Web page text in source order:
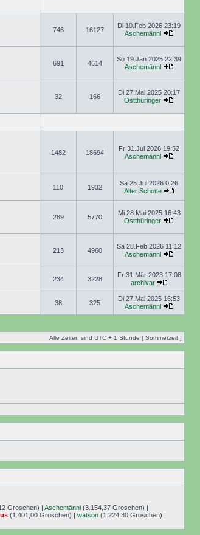
746 16127
Di 10.Feb 2026 23:19
Aschemännl
691 4614
So 19.Jan 2025 22:39
Aschemännl
32 166
Di 27.Mai 2025 20:17
Ostthüringer
1482 18694
Fr 31.Jul 2026 19:52
Aschemännl
110 1932
Sa 25.Jul 2026 0:26
Alter Schotte
289 5770
Mi 28.Mai 2025 16:43
Ostthüringer
213 4960
Sa 28.Feb 2026 11:12
Aschemännl
234 3228
Fr 31.Mär 2023 17:08
archivar
38 325
Di 27.Mai 2025 16:53
Aschemännl
Alle Zeiten sind UTC + 1 Stunde [ Sommerzeit ]
Groschen) | Aschemännl (3.154,37 Groschen) |
(1.401,00 Groschen) | watson (1.224,30 Groschen) |